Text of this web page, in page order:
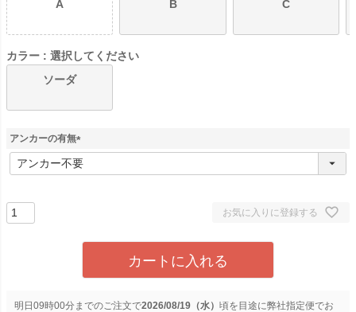
A B C
カラー
選択してください
ソーダ
アンカーの有無
(
必
お気に入りに登録する
カートに入れる
明日09時00分までのご注文で2026/08/19（水） に弊社指定便でお